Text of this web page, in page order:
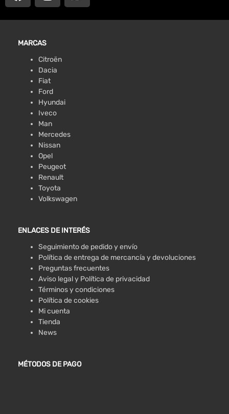
MARCAS
Citroën
Dacia
Fiat
Ford
Hyundai
Iveco
Man
Mercedes
Nissan
Opel
Peugeot
Renault
Toyota
Volkswagen
ENLACES DE INTERÉS
Seguimiento de pedido y envío
Política de entrega de mercancía y devoluciones
Preguntas frecuentes
Aviso legal y Política de privacidad
Términos y condiciones
Política de cookies
Mi cuenta
Tienda
News
MÉTODOS DE PAGO